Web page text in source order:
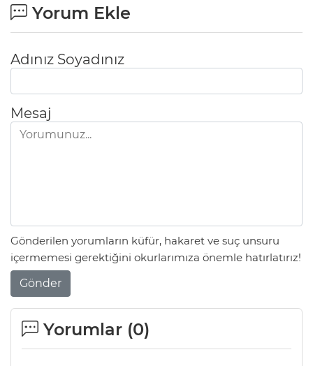
Yorum Ekle
Adınız Soyadınız
Mesaj
Gönderilen yorumların küfür, hakaret ve suç unsuru
içermemesi gerektiğini okurlarımıza önemle hatırlatırız!
Gönder
Yorumlar (0)